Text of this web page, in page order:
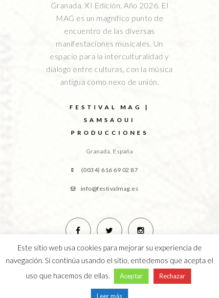
Granada. XI Edición. Año 2026. El
MAG es un magnífico punto de
encuentro de las diversas
manifestaciones musicales. Un
espacio para la interculturalidad y
diálogo entre culturas, con la música
antigua como nexo de unión.
FESTIVAL MAG |
SAMSAOUI
PRODUCCIONES
Granada, España
(0034) 616 69 02 87
info@festivalmag.es
Este sitio web usa cookies para mejorar su experiencia de
navegación. Si continúa usando el sitio, entedemos que acepta el
uso que hacemos de ellas.
Aceptar Rechazar
Leer más